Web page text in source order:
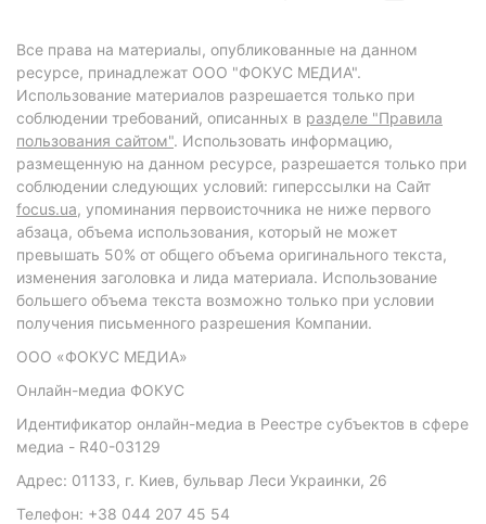
Все права на материалы, опубликованные на данном
ресурсе, принадлежат ООО "ФОКУС МЕДИА".
Использование материалов разрешается только при
соблюдении требований, описанных в разделе "Правила
пользования сайтом". Использовать информацию,
размещенную на данном ресурсе, разрешается только при
соблюдении следующих условий: гиперссылки на Сайт
focus.ua, упоминания первоисточника не ниже первого
абзаца, объема использования, который не может
превышать 50% от общего объема оригинального текста,
изменения заголовка и лида материала. Использование
большего объема текста возможно только при условии
получения письменного разрешения Компании.
ООО «ФОКУС МЕДИА»
Онлайн-медиа ФОКУС
Идентификатор онлайн-медиа в Реестре субъектов в сфере
медиа - R40-03129
Адрес: 01133, г. Киев, бульвар Леси Украинки, 26
Телефон: +38 044 207 45 54